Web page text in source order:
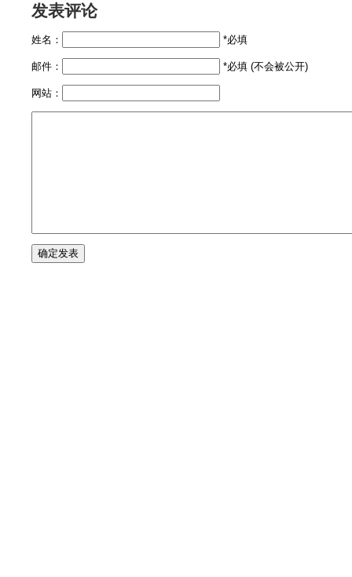
发表评论
姓名： *必填
邮件： *必填 (不会被公开)
网站：